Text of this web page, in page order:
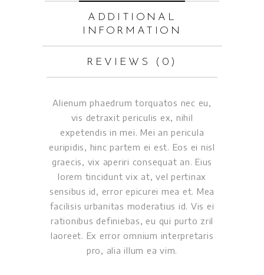
ADDITIONAL
INFORMATION
REVIEWS (0)
Alienum phaedrum torquatos nec eu,
vis detraxit periculis ex, nihil
expetendis in mei. Mei an pericula
euripidis, hinc partem ei est. Eos ei nisl
graecis, vix aperiri consequat an. Eius
lorem tincidunt vix at, vel pertinax
sensibus id, error epicurei mea et. Mea
facilisis urbanitas moderatius id. Vis ei
rationibus definiebas, eu qui purto zril
laoreet. Ex error omnium interpretaris
pro, alia illum ea vim.